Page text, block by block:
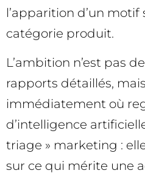
l’apparition d’un
catégorie produit.
L’ambition n’est pas
rapports détaillés,
immédiatement où
d’intelligence
triage » marketing :
sur ce qui mérite une